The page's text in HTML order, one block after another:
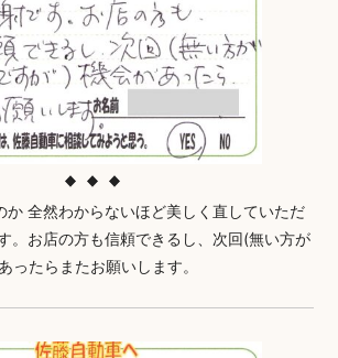
か 全然わからないほど美しく直していただ
。お店の方も信頼できるし、次回(無い方が
ったらまたお願いします。